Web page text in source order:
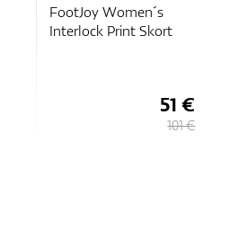
FootJoy Women´s
Interlock Print Skort
51 €
101 €